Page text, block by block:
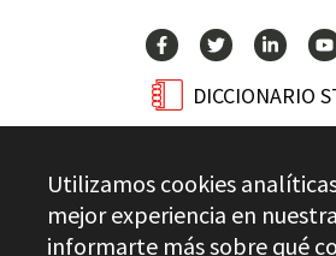
DICCIONARIO
Utilizamos cookies
mejor experiencia en
informarte más sobre qué